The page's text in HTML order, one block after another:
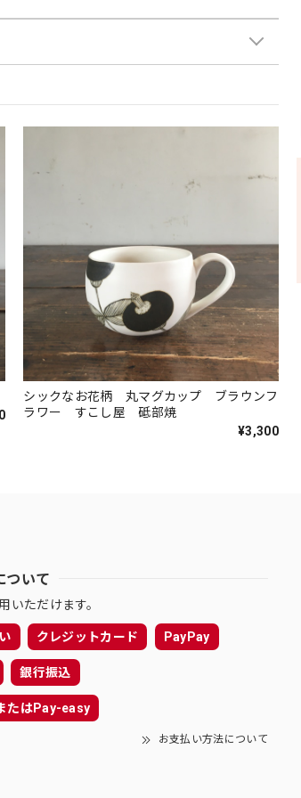
シックなお花柄 丸マグカップ ブラウンフ
ラワー すこし屋 砥部焼
¥3,300
ついて
いただけます。
クレジットカード PayPay
銀行振込
たはPay-easy
お支払い方法について